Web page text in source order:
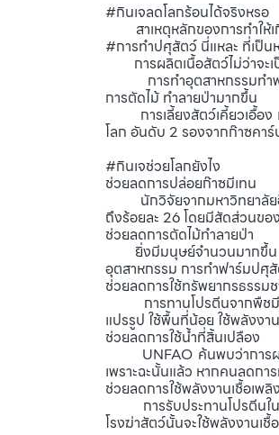
#กินเจลดโลกร้อนได้จริงหรอ
สาเหตุหลักของการทำให้เ
#การทำปศุสัตว์ นี่แหละ ที่เป็น
การผลิตเนื้อสัตว์ไม่ว่าจะเ
การทำอุตสาหกรรมทำฟา
การตัดไม้ ทำลายป่ามากขึ้น
การเลี้ยงสัตว์เคี้ยวเอื้อง
โลก อันดับ 2 รองจากก๊าซคาร์
#กินเจช่วยโลกยังไง
ช่วยลดการปล่อยก๊าซมีเทน
นักวิจัยจากมหาวิทยาลัยอ็อ
ถึงร้อยละ 26 โดยมีสัดส่วนขอ
ช่วยลดการตัดไม้ทำลายป่า
ยิ่งมีมนุษย์จำนวนมากขึ้น ก
อุตสาหกรรม การทำฟาร์มปศุ
ช่วยลดการใช้ทรัพยากรธรรม
การทานโปรตีนจากพืชมีปร
แปรรูป ใช้พื้นที่น้อย ใช้พลังงา
ช่วยลดการใช้น้ำที่สิ้นเปลือง
UNFAO ค้นพบว่าการผลิต
เพราะฉะนั้นแล้ว หากคนลดก
ช่วยลดการใช้พลังงานเชื้อเพลิง
การรับประทานโปรตีนในธั
โรงฆ่าสัตว์นั้นจะใช้พลังงานเ